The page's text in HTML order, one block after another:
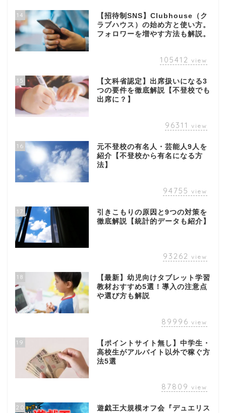
14
【招待制SNS】Clubhouse（ク
ラブハウス）の始め方と使い方。
フォロワーを増やす方法も解説。
105412 view
15
【文科省認定】出席扱いになる3
つの要件を徹底解説【不登校でも
出席に？】
96311 view
16
元不登校の有名人・芸能人9人を
紹介【不登校から有名になる方
法】
94755 view
17
引きこもりの原因と9つの対策を
徹底解説【統計的データも紹介】
93262 view
18
【最新】幼児向けタブレット学習
教材おすすめ5選！導入の注意点
や選び方も解説
89996 view
19
【ポイントサイト無し】中学生・
高校生がアルバイト以外で稼ぐ方
法5選
87809 view
20
遊戯王大規模オフ会『デュエリス